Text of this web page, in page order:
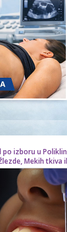
izboru u
Mekih tkiva
3000 din
4500 din